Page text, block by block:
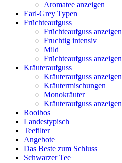
Aromatee anzeigen
Earl-Grey Typen
Früchteaufguss
Früchteaufguss anzeigen
Fruchtig intensiv
Mild
Früchteaufguss anzeigen
Kräuteraufguss
Kräuteraufguss anzeigen
Kräutermischungen
Monokräuter
Kräuteraufguss anzeigen
Rooibos
Landestypisch
Teefilter
Angebote
Das Beste zum Schluss
Schwarzer Tee